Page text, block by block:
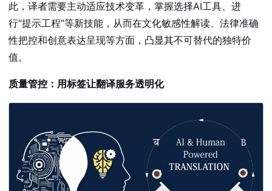
此，译者需要主动适应技术变革，掌握选择AI工具、进
行“提示工程”等新技能，从而在文化敏感性解读、法律准确
性把控和创意表达呈现等方面，凸显其不可替代的独特价
值。
质量管控：用标签让翻译服务透明化